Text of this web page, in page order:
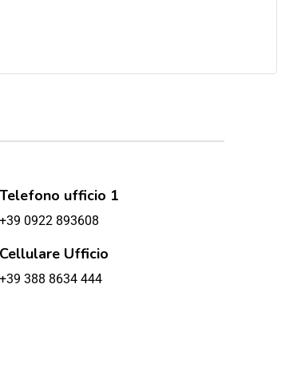
ufficio 1
+39 0922 893608
Cellulare Ufficio
+39 388 8634 444